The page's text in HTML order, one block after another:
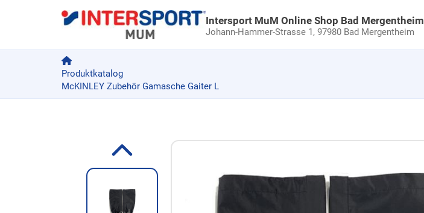
Intersport MuM Online Shop Bad Mergentheim
Johann-Hammer-Strasse 1,97980 Bad Mergentheim
Produktkatalog
McKINLEY Zubehör Gamasche Gaiter L
Zur Produktbeschreibung springen